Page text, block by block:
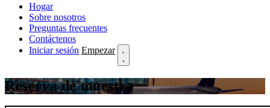
Hogar
Sobre nosotros
Preguntas frecuentes
Contáctenos
Iniciar sesión Empezar
Reserva de muestra